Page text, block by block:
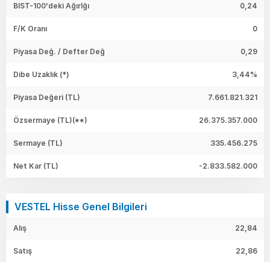
BIST-100'deki Ağırlğı 0,24
F/K Oranı 0
Piyasa Değ. / Defter Değ 0,29
Dibe Uzaklık (*) 3,44%
Piyasa Değeri (TL) 7.661.821.321
Özsermaye (TL)(**) 26.375.357.000
Sermaye (TL) 335.456.275
Net Kar (TL) -2.833.582.000
VESTEL Hisse Genel Bilgileri
Alış 22,84
Satış 22,86